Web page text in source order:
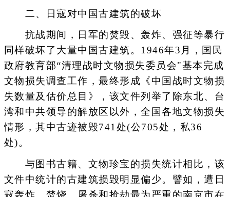
二、日寇对中国古建筑的破坏
抗战期间，日军的焚毁、轰炸、强征等暴行
同样破坏了大量中国古建筑。1946年3月，国民
政府教育部“清理战时文物损失委员会"基本完成
文物损失调查工作，最终形成《中国战时文物损
失数量及估价总目》，该文件列举了除东北、台
湾和中共领导的解放区以外，全国各地文物损失
情形，其中古迹被毁741处(公705处，私36
处)。
与图书古籍、文物珍宝的损失统计相比，该
文件中统计的古建筑损毁明显偏少。譬如，遭日
寇轰炸、焚烧、屠杀和抢劫最为严重的南京市在